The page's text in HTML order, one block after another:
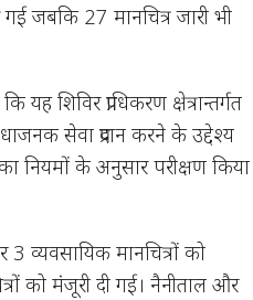
जबकि 27 मानचित्र जारी भी
शिविर प्राधिकरण क्षेत्रान्तर्गत
सेवा प्रदान करने के उद्देश्य
नियमों के अनुसार परीक्षण किया
मानचित्रों को
को मंजूरी दी गई। नैनीताल और